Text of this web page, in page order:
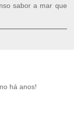
sabor a mar que
há anos!